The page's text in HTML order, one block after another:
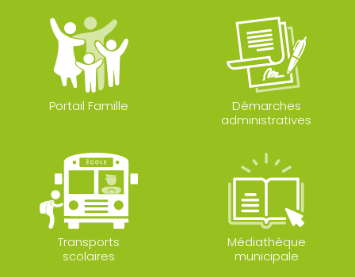
Portail Famille
Démarches
administratives
Transports
scolaires
Médiathèque
municipale